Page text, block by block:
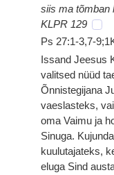
siis ma tõmban
KLPR 129
Ps 27:1-3,7-
Issand Jeesus
valitsed nüüd
Õnnistegijana
vaeslasteks,
oma Vaimu ja
Sinuga.
kuulutajateks,
eluga Sind